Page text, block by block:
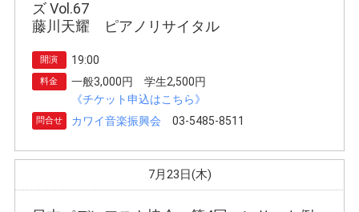
ズ Vol.67
藤川天耀 ピアノリサイタル
開演 19:00
料金
一般3,000円 学生2,500円
《チケット申込はこちら》
問合せ カワイ音楽振興会 03-5485-8511
7月23日(木)